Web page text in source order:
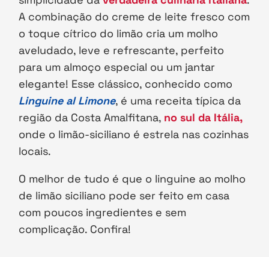
A combinação do creme de leite fresco com
o toque cítrico do limão cria um molho
aveludado, leve e refrescante, perfeito
para um almoço especial ou um jantar
elegante! Esse clássico, conhecido como
Linguine al Limone, é uma receita típica da
região da Costa Amalfitana, no sul da Itália,
onde o limão-siciliano é estrela nas cozinhas
locais.
O melhor de tudo é que o linguine ao molho
de limão siciliano pode ser feito em casa
com poucos ingredientes e sem
complicação. Confira!